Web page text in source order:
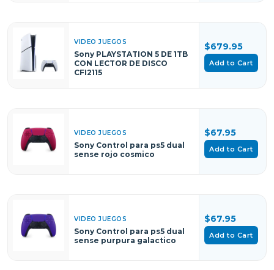
VIDEO JUEGOS
Sony PLAYSTATION 5 DE 1TB
CON LECTOR DE DISCO
CFI2115
$679.95
Add to Cart
VIDEO JUEGOS
Sony Control para ps5 dual
sense rojo cosmico
$67.95
Add to Cart
VIDEO JUEGOS
Sony Control para ps5 dual
sense purpura galactico
$67.95
Add to Cart